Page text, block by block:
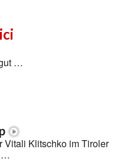
…
Vitali Klitschko im Tiroler
…